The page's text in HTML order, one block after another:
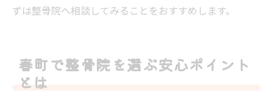
ずは整骨院へ相談してみることをおすすめします。
春町で整骨院を選ぶ安心ポイント
とは